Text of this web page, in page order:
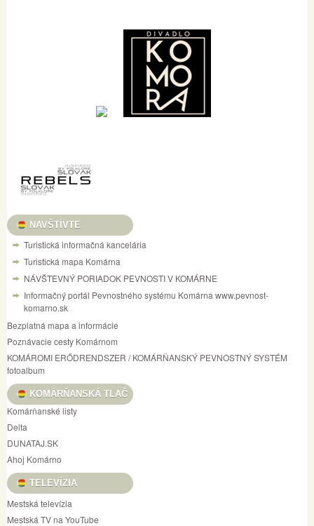
NAVŠTÍVTE
Turistická informačná kancelária
Turistická mapa Komárna
NÁVŠTEVNÝ PORIADOK PEVNOSTI V KOMÁRNE
Informačný portál Pevnostného systému Komárna www.pevnost-
komarno.sk
Bezplatná mapa a informácie
Poznávacie cesty Komárnom
KOMÁROMI ERŐDRENDSZER / KOMÁRŇANSKÝ PEVNOSTNÝ SYSTÉM
fotoalbum
KOMÁRŇANSKÁ TLAČ
Komárňanské listy
Delta
DUNATAJ.SK
Ahoj Komárno
TELEVÍZIA
Mestská televízia
Mestská TV na YouTube